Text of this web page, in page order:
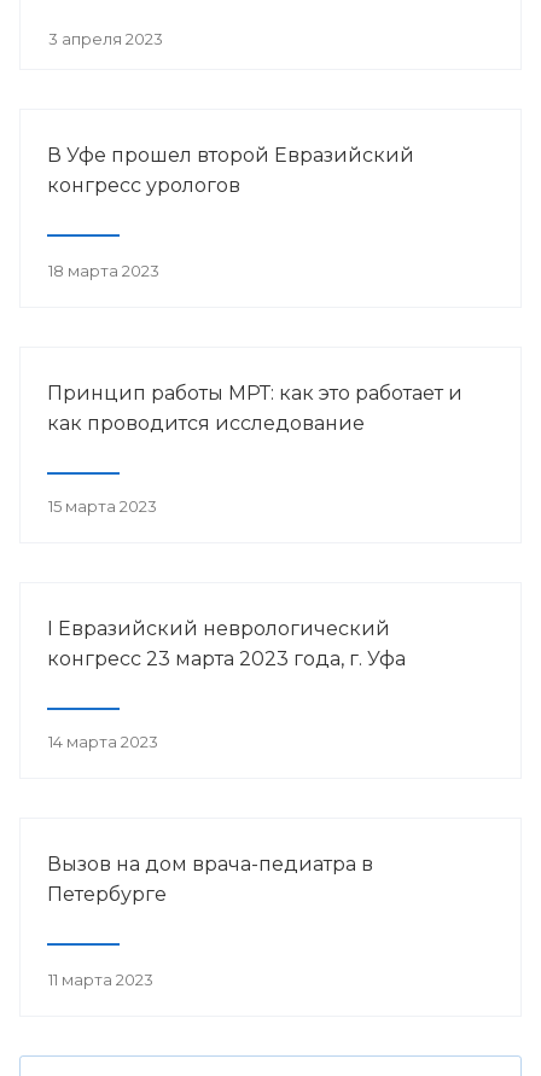
3 апреля 2023
В Уфе прошел второй Евразийский
конгресс урологов
18 марта 2023
Принцип работы МРТ: как это работает и
как проводится исследование
15 марта 2023
I Евразийский неврологический
конгресс 23 марта 2023 года, г. Уфа
14 марта 2023
Вызов на дом врача-педиатра в
Петербурге
11 марта 2023